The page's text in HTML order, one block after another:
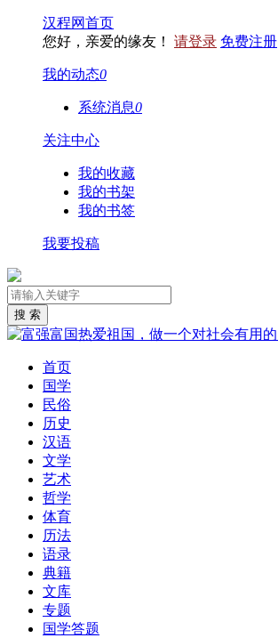
汉程网首页
您好，亲爱的缘友！ 请登录 免费注册
我的动态0
系统消息0
关注中心
我的收藏
我的书架
我的书签
我要投稿
首页
国学
民俗
历史
汉语
文学
艺术
哲学
体育
历法
语录
典籍
文库
专题
国学答题